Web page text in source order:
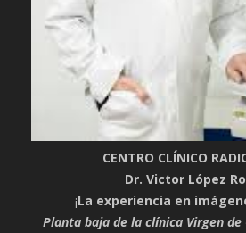
CENTRO CLÍNICO
Dr. Victor López
¡La experiencia en
Planta baja de la clínica Virgen de